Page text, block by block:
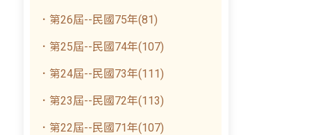
．第26屆--民國75年(81)
．第25屆--民國74年(107)
．第24屆--民國73年(111)
．第23屆--民國72年(113)
．第22屆--民國71年(107)